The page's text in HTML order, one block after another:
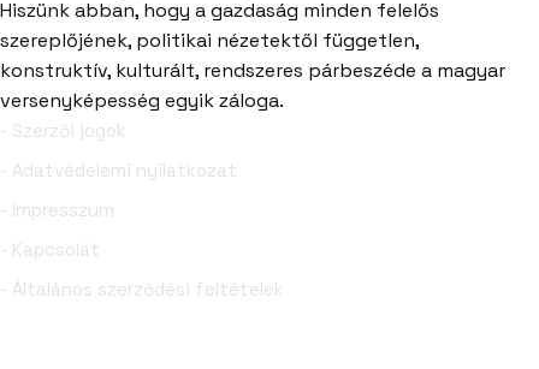
Hiszünk abban, hogy a gazdaság minden felelős
szereplőjének, politikai nézetektől független,
konstruktív, kulturált, rendszeres párbeszéde a magyar
versenyképesség egyik záloga.
- Szerzői jogok
- Adatvédelemi nyilatkozat
- Impresszum
- Kapcsolat
- Általános szerződési feltételek